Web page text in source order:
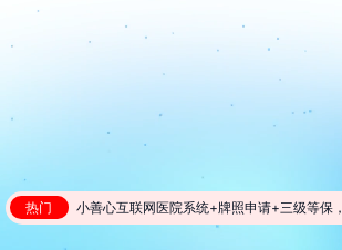
破除数据孤岛、挖掘医疗数据价
热门 小善心互联网医院系统+牌照申请+三级等保